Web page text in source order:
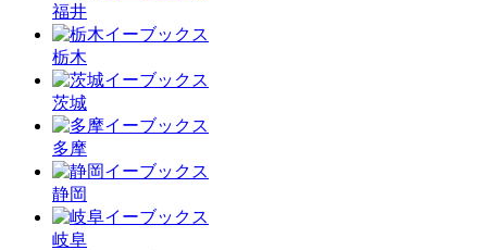
福井
栃木
茨城
多摩
静岡
岐阜